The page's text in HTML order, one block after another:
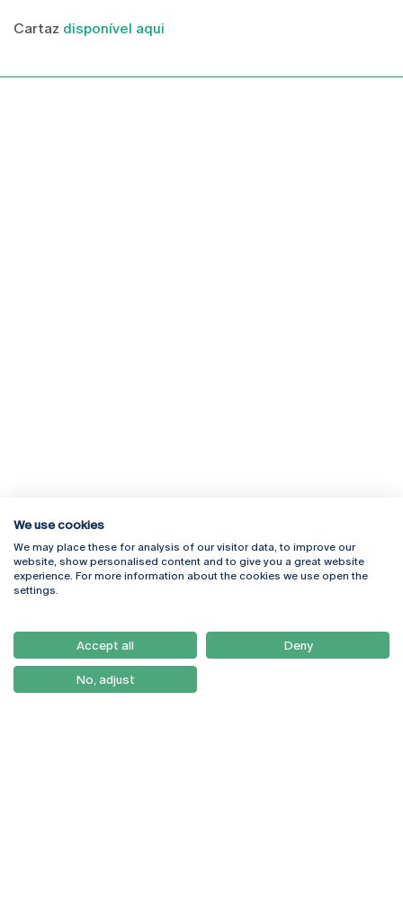
Cartaz disponível aqui
Rua Diogo Botelho 1327
4169-005 Porto
+351 226 196 240
Campus Online
Webmail
Como Chegar
Newsletter
We use cookies
We may place these for analysis of our visitor data, to improve our
website, show personalised content and to give you a great website
experience. For more information about the cookies we use open the
settings.
Accept all Deny
No, adjust